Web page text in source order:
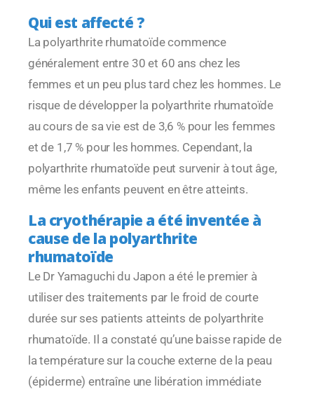
Qui est affecté ?
La polyarthrite rhumatoïde commence
généralement entre 30 et 60 ans chez les
femmes et un peu plus tard chez les hommes. Le
risque de développer la polyarthrite rhumatoïde
au cours de sa vie est de 3,6 % pour les femmes
et de 1,7 % pour les hommes. Cependant, la
polyarthrite rhumatoïde peut survenir à tout âge,
même les enfants peuvent en être atteints.
La cryothérapie a été inventée à
cause de la polyarthrite
rhumatoïde
Le Dr Yamaguchi du Japon a été le premier à
utiliser des traitements par le froid de courte
durée sur ses patients atteints de polyarthrite
rhumatoïde. Il a constaté qu’une baisse rapide de
la température sur la couche externe de la peau
(épiderme) entraîne une libération immédiate